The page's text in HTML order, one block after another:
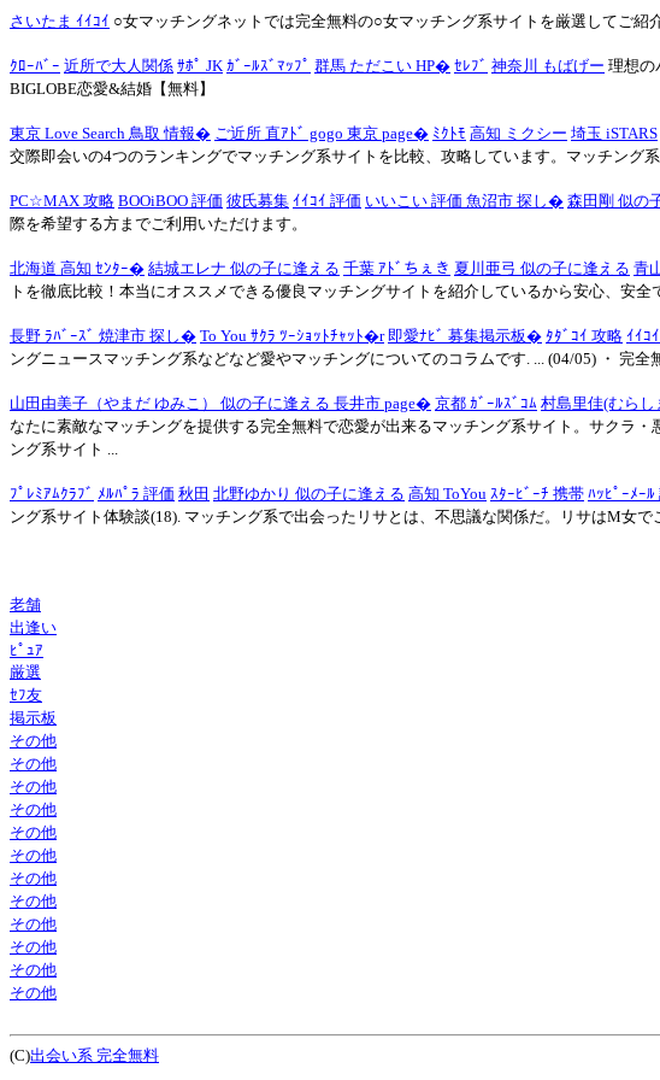
さいたま ｲｲｺｲ ○女マッチングネットでは完全無料の○女マッチング系サイトを厳選してご紹
ｸﾛｰﾊﾞｰ 近所で大人関係 ｻﾎﾟ JK ｶﾞｰﾙｽﾞﾏｯﾌﾟ 群馬 ただこい HP� ｾﾚﾌﾞ 神奈川 もばげー 理想の
BIGLOBE恋愛&結婚【無料】
東京 Love Search 鳥取 情報� ご近所 直ｱﾄﾞ gogo 東京 page� ﾐｸﾄﾓ 高知 ミクシー 埼玉 iSTARS
交際即会いの4つのランキングでマッチング系サイトを比較、攻略しています。マッチング
PC☆MAX 攻略 BOOiBOO 評価 彼氏募集 ｲｲｺｲ 評価 いいこい 評価 魚沼市 探し� 森田剛 似の
際を希望する方までご利用いただけます。
北海道 高知 ｾﾝﾀｰ� 結城エレナ 似の子に逢える 千葉 ｱﾄﾞちぇき 夏川亜弓 似の子に逢える 青
トを徹底比較！本当にオススメできる優良マッチングサイトを紹介しているから安心、安
長野 ﾗﾊﾞｰｽﾞ 焼津市 探し� To You ｻｸﾗ ﾂｰｼｮｯﾄﾁｬｯﾄ�r 即愛ﾅﾋﾞ 募集掲示板� ﾀﾀﾞｺｲ 攻略 ｲｲｺ
ングニュースマッチング系などなど愛やマッチングについてのコラムです. ... (04/05) ・ 完
山田由美子（やまだ ゆみこ） 似の子に逢える 長井市 page� 京都 ｶﾞｰﾙｽﾞｺﾑ 村島里佳(むら
なたに素敵なマッチングを提供する完全無料で恋愛が出来るマッチング系サイト。サクラ
ング系サイト ...
ﾌﾟﾚﾐｱﾑｸﾗﾌﾞ ﾒﾙﾊﾟﾗ 評価 秋田 北野ゆかり 似の子に逢える 高知 ToYou ｽﾀｰﾋﾞｰﾁ 携帯 ﾊｯﾋﾟｰﾒｰﾙ
ング系サイト体験談(18). マッチング系で出会ったリサとは、不思議な関係だ。リサはM女
老舗
出逢い
ﾋﾟｭｱ
厳選
ｾﾌ友
掲示板
その他
その他
その他
その他
その他
その他
その他
その他
その他
その他
その他
その他
(C)出会い系 完全無料